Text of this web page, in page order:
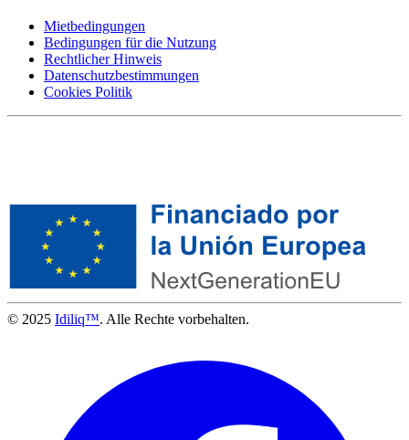
Mietbedingungen
Bedingungen für die Nutzung
Rechtlicher Hinweis
Datenschutzbestimmungen
Cookies Politik
© 2025 Idiliq™. Alle Rechte vorbehalten.